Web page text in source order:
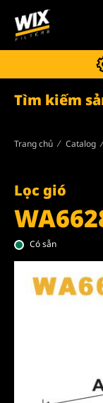
Tìm kiếm
Trang chủ Catalog
Lọc gió
Có sẵn